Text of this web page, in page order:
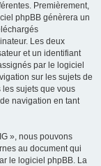
Premièrement,
phpBB génèrera un
Les deux
et un identifiant
par le logiciel
sur les sujets de
les sujets que vous
navigation en tant
», nous pouvons
au document qui
le logiciel phpBB. La